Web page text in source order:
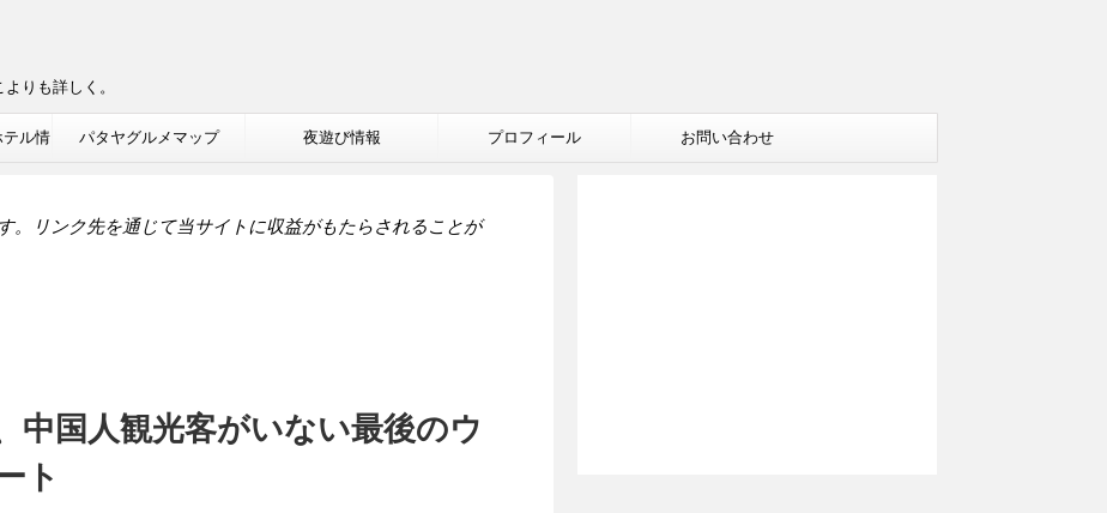
りも詳しく。
テル情 パタヤグルメマップ 夜遊び情報 プロフィール お問い合わせ
。リンク先を通じて当サイトに収益がもたらされることが
中国人観光客がいない最後のウ
ト